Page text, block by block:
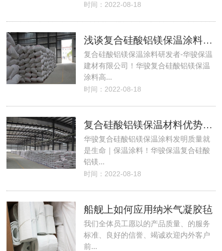
时间：2022-08-18
浅谈复合硅酸铝镁保温涂料的优势
复合硅酸铝镁保温涂料研发者-华骏保温
建材有限公司！华骏复合硅酸铝镁保温
涂料高...
时间：2022-08-18
复合硅酸铝镁保温材料优势 硅酸铝镁保温材料优点
华骏复合硅酸铝镁保温涂料发明质量就
是生命｜保温涂料！华骏保温复合硅酸
铝镁...
时间：2022-08-18
船舰上如何应用纳米气凝胶毡
我们全体员工愿以的产品质量、的服务
标准、良好的信誉、竭诚欢迎内外客户
前...